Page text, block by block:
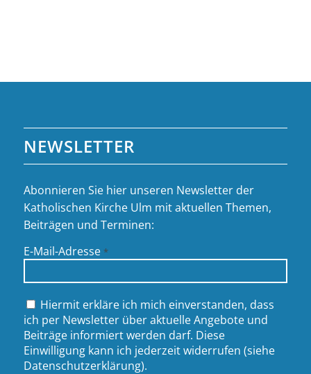
NEWSLETTER
Abonnieren Sie hier unseren Newsletter der
Katholischen Kirche Ulm mit aktuellen Themen,
Beiträgen und Terminen:
E-Mail-Adresse *
Hiermit erkläre ich mich einverstanden, dass
ich per Newsletter über aktuelle Angebote und
Beiträge informiert werden darf. Diese
Einwilligung kann ich jederzeit widerrufen (siehe
Datenschutzerklärung).